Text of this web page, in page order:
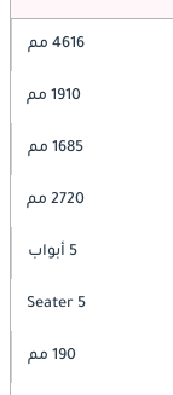
4616 مم
1910 مم
1685 مم
2720 مم
5 أبواب
5 Seater
190 مم